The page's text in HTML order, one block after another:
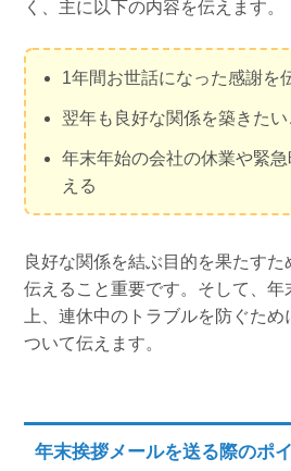
く、主に以下の内容を伝えます。
1年間お世話になった感謝を
翌年も良好な関係を築きた
年末年始の会社の休業や緊
える
良好な関係を結ぶ目的を果たす
伝えること重要です。そして、
上、連休中のトラブルを防ぐた
ついて伝えます。
年末挨拶メールを送る際のポ